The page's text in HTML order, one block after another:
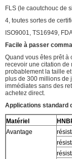
FLS (le caoutchouc de
4, toutes sortes de
ISO9001, TS16949,
Facile à passer
Quand vous êtes prêt à
recevoir une citation de
probablement la taille
plus de 300 millions de
immédiates sans des
achetez direct.
Applications standard
Matériel
Avantage